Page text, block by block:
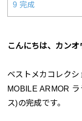
9 完成
こんにちは、カンオ
ベストメカコレク
MOBILE ARMOR
ス)の完成です。